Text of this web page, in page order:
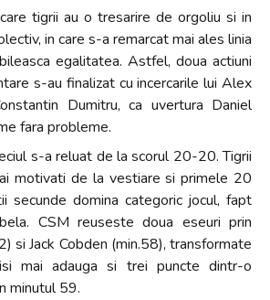
tigrii au o tresarire de orgoliu si in
in care s-a remarcat mai ales linia
egalitatea. Astfel, doua actiuni
s-au finalizat cu incercarile lui Alex
Dumitru, ca uvertura Daniel
fara probleme.
s-a reluat de la scorul 20-20. Tigrii
motivati de la vestiare si primele 20
secunde domina categoric jocul, fapt
CSM reuseste doua eseuri prin
si Jack Cobden (min.58), transformate
mai adauga si trei puncte dintr-o
minutul 59.